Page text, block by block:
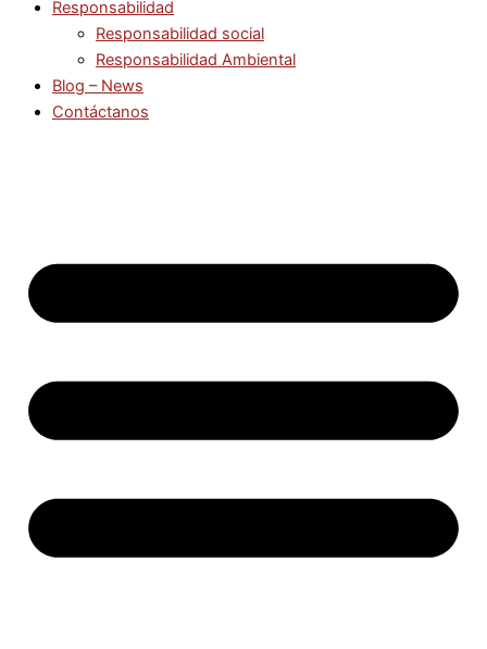
Responsabilidad
Responsabilidad social
Responsabilidad Ambiental
Blog – News
Contáctanos